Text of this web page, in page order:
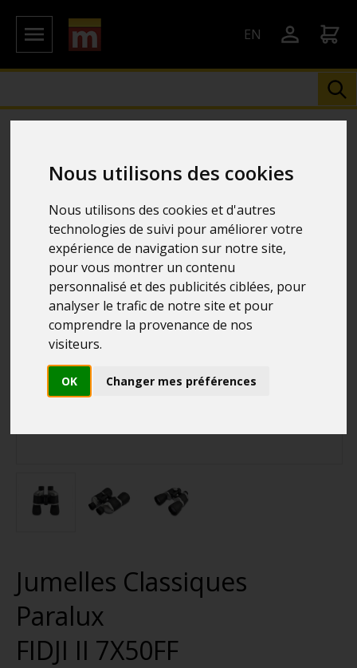
Nous utilisons des cookies
Nous utilisons des cookies et d'autres
technologies de suivi pour améliorer votre
expérience de navigation sur notre site,
pour vous montrer un contenu
personnalisé et des publicités ciblées, pour
analyser le trafic de notre site et pour
comprendre la provenance de nos
visiteurs.
OK Changer mes préférences
EN
Jumelles Classiques
Paralux
FIDJI II 7X50FF